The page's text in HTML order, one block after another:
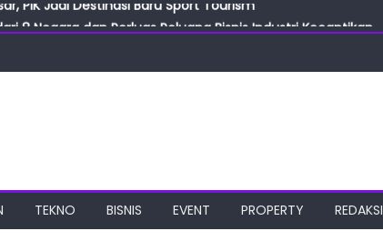
8 Negara dan Perluas Peluang Bisnis Industri Kecantikan
Teknologi Medis dan Laboratorium Terkini
Wujud Nyata Kepedulian Sosial
PIK Jadi Destinasi Baru Sport Tourism
TEKNO BISNIS EVENT PROPERTY REDAKSI